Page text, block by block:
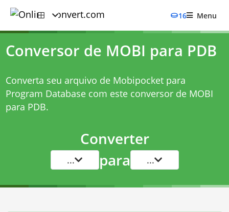
16 Menu
Conversor de MOBI para PDB
Converta seu arquivo de Mobipocket para
Program Database com este conversor de MOBI
para PDB.
Converter
... para ...